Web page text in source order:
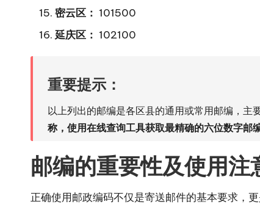
密云区： 101500
延庆区： 102100
重要提示：
以上列出的邮编是各区县的通用或常用邮编，主
称，使用在线查询工具获取最精确的六位数字邮编
邮编的重要性及使用注
正确使用邮政编码不仅是寄送邮件的基本要求，